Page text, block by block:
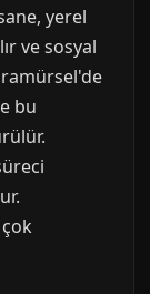
yerel
ve sosyal
bu